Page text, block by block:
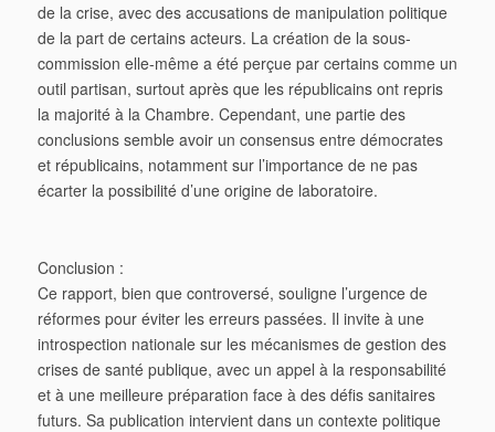
de la crise, avec des accusations de manipulation politique
de la part de certains acteurs. La création de la sous-
commission elle-même a été perçue par certains comme un
outil partisan, surtout après que les républicains ont repris
la majorité à la Chambre. Cependant, une partie des
conclusions semble avoir un consensus entre démocrates
et républicains, notamment sur l’importance de ne pas
écarter la possibilité d’une origine de laboratoire.
Conclusion :
Ce rapport, bien que controversé, souligne l’urgence de
réformes pour éviter les erreurs passées. Il invite à une
introspection nationale sur les mécanismes de gestion des
crises de santé publique, avec un appel à la responsabilité
et à une meilleure préparation face à des défis sanitaires
futurs. Sa publication intervient dans un contexte politique